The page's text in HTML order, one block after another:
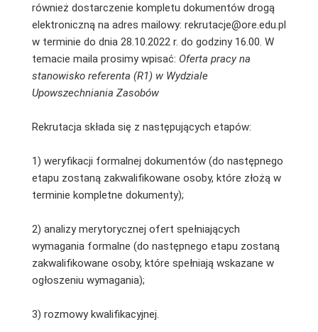
również dostarczenie kompletu dokumentów drogą
elektroniczną na adres mailowy: rekrutacje@ore.edu.pl
w terminie do dnia 28.10.2022 r. do godziny 16.00. W
temacie maila prosimy wpisać: Oferta pracy na
stanowisko referenta (R1) w Wydziale
Upowszechniania Zasobów
Rekrutacja składa się z następujących etapów:
1) weryfikacji formalnej dokumentów (do następnego
etapu zostaną zakwalifikowane osoby, które złożą w
terminie kompletne dokumenty);
2) analizy merytorycznej ofert spełniających
wymagania formalne (do następnego etapu zostaną
zakwalifikowane osoby, które spełniają wskazane w
ogłoszeniu wymagania);
3) rozmowy kwalifikacyjnej.